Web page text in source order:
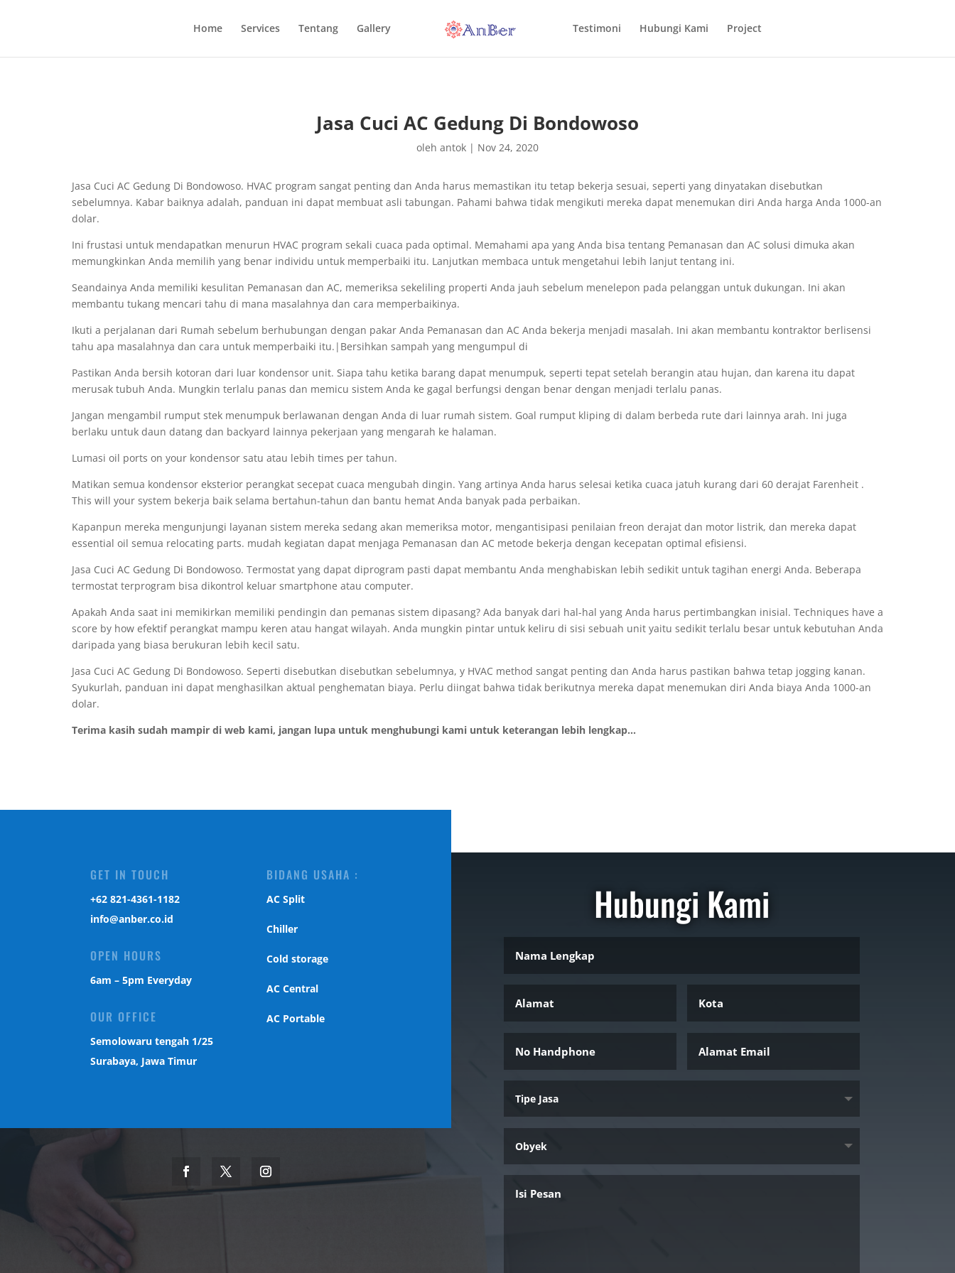
Home Services Tentang Gallery Testimoni Hubungi Kami Project
Jasa Cuci AC Gedung Di Bondowoso
oleh antok| Nov 24, 2020
Jasa Cuci AC Gedung Di Bondowoso. HVAC program sangat penting dan Anda harus memastikan itu tetap bekerja sesuai, seperti yang dinyatakan disebutkan
sebelumnya. Kabar baiknya adalah, panduan ini dapat membuat asli tabungan. Pahami bahwa tidak mengikuti mereka dapat menemukan diri Anda harga Anda 1000-an
dolar.
Ini frustasi untuk mendapatkan menurun HVAC program sekali cuaca pada optimal. Memahami apa yang Anda bisa tentang Pemanasan dan AC solusi dimuka akan
memungkinkan Anda memilih yang benar individu untuk memperbaiki itu. Lanjutkan membaca untuk mengetahui lebih lanjut tentang ini.
Seandainya Anda memiliki kesulitan Pemanasan dan AC, memeriksa sekeliling properti Anda jauh sebelum menelepon pada pelanggan untuk dukungan. Ini akan
membantu tukang mencari tahu di mana masalahnya dan cara memperbaikinya.
Ikuti a perjalanan dari Rumah sebelum berhubungan dengan pakar Anda Pemanasan dan AC Anda bekerja menjadi masalah. Ini akan membantu kontraktor berlisensi
tahu apa masalahnya dan cara untuk memperbaiki itu.|Bersihkan sampah yang mengumpul di
Pastikan Anda bersih kotoran dari luar kondensor unit. Siapa tahu ketika barang dapat menumpuk, seperti tepat setelah berangin atau hujan, dan karena itu dapat
merusak tubuh Anda. Mungkin terlalu panas dan memicu sistem Anda ke gagal berfungsi dengan benar dengan menjadi terlalu panas.
Jangan mengambil rumput stek menumpuk berlawanan dengan Anda di luar rumah sistem. Goal rumput kliping di dalam berbeda rute dari lainnya arah. Ini juga
berlaku untuk daun datang dan backyard lainnya pekerjaan yang mengarah ke halaman.
Lumasi oil ports on your kondensor satu atau lebih times per tahun.
Matikan semua kondensor eksterior perangkat secepat cuaca mengubah dingin. Yang artinya Anda harus selesai ketika cuaca jatuh kurang dari 60 derajat Farenheit .
This will your system bekerja baik selama bertahun-tahun dan bantu hemat Anda banyak pada perbaikan.
Kapanpun mereka mengunjungi layanan sistem mereka sedang akan memeriksa motor, mengantisipasi penilaian freon derajat dan motor listrik, dan mereka dapat
essential oil semua relocating parts. mudah kegiatan dapat menjaga Pemanasan dan AC metode bekerja dengan kecepatan optimal efisiensi.
Jasa Cuci AC Gedung Di Bondowoso. Termostat yang dapat diprogram pasti dapat membantu Anda menghabiskan lebih sedikit untuk tagihan energi Anda. Beberapa
termostat terprogram bisa dikontrol keluar smartphone atau computer.
Apakah Anda saat ini memikirkan memiliki pendingin dan pemanas sistem dipasang? Ada banyak dari hal-hal yang Anda harus pertimbangkan inisial. Techniques have a
score by how efektif perangkat mampu keren atau hangat wilayah. Anda mungkin pintar untuk keliru di sisi sebuah unit yaitu sedikit terlalu besar untuk kebutuhan Anda
daripada yang biasa berukuran lebih kecil satu.
Jasa Cuci AC Gedung Di Bondowoso. Seperti disebutkan disebutkan sebelumnya, y HVAC method sangat penting dan Anda harus pastikan bahwa tetap jogging kanan.
Syukurlah, panduan ini dapat menghasilkan aktual penghematan biaya. Perlu diingat bahwa tidak berikutnya mereka dapat menemukan diri Anda biaya Anda 1000-an
dolar.
Terima kasih sudah mampir di web kami, jangan lupa untuk menghubungi kami untuk keterangan lebih lengkap...
GET IN TOUCH
‎+62 821-4361-1182
info@anber.co.id
OPEN HOURS
6am – 5pm Everyday
OUR OFFICE
Semolowaru tengah 1/25
Surabaya, Jawa Timur
BIDANG USAHA :
AC Split
Chiller
Cold storage
AC Central
AC Portable
Hubungi Kami